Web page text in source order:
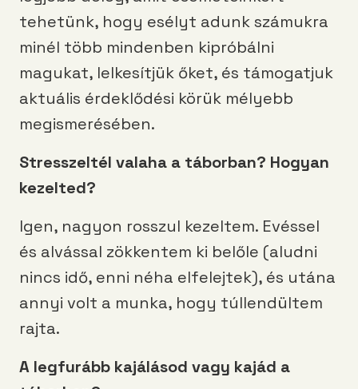
tehetünk, hogy esélyt adunk számukra
minél több mindenben kipróbálni
magukat, lelkesítjük őket, és támogatjuk
aktuális érdeklődési körük mélyebb
megismerésében.
Stresszeltél valaha a táborban? Hogyan
kezelted?
Igen, nagyon rosszul kezeltem. Evéssel
és alvással zökkentem ki belőle (aludni
nincs idő, enni néha elfelejtek), és utána
annyi volt a munka, hogy túllendültem
rajta.
A legfurább kajálásod vagy kajád a